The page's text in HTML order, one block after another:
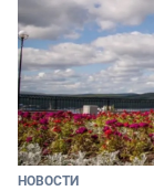
НОВОСТИ